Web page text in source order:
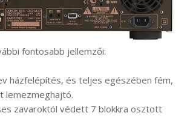
fontosabb jellemzői:
házfelépítés, és teljes egészében fém,
lemezmeghajtó.
zavaroktól védett 7 blokkra osztott